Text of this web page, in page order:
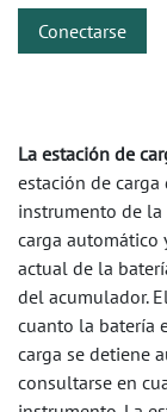
Conectarse
La estación de
estación de carga
instrumento de la
carga automático
actual de la
del acumulador.
cuanto la batería
carga se detiene
consultarse en